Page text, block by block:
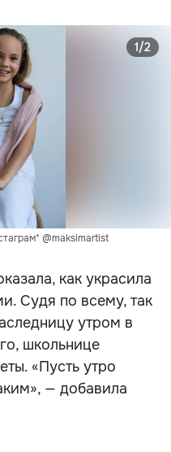
@maksimartist
1/2
как украсила
Судя по всему, так
утром в
школьнице
«Пусть утро
— добавила